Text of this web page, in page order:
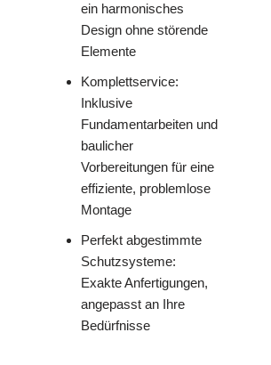
ein harmonisches
Design ohne störende
Elemente
Komplettservice:
Inklusive
Fundamentarbeiten und
baulicher
Vorbereitungen für eine
effiziente, problemlose
Montage
Perfekt abgestimmte
Schutzsysteme:
Exakte Anfertigungen,
angepasst an Ihre
Bedürfnisse